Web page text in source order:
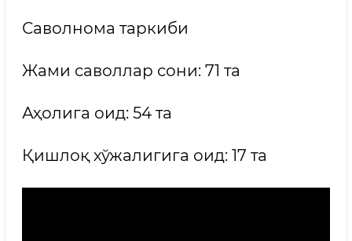
Саволнома таркиби
Жами саволлар сони: 71 та
Аҳолига оид: 54 та
Қишлоқ хўжалигига оид: 17 та